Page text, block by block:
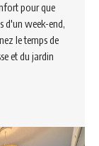
pour que
d'un week-end,
le temps de
et du jardin